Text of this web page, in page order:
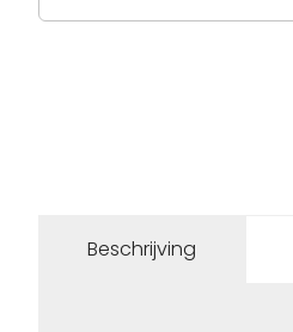
Beschrijving